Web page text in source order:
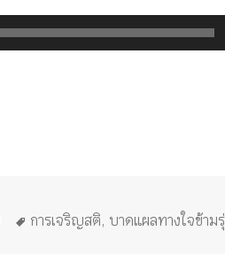
ป้าย
การเจริญสติ, บาดแผลทางใจข้าม